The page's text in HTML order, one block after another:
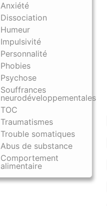
Anxiété
Dissociation
Humeur
Impulsivité
Personnalité
Phobies
Psychose
Souffrances
neurodéveloppementales
TOC
Traumatismes
Trouble somatiques
Abus de substance
Comportement
alimentaire